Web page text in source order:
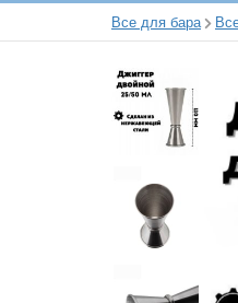
Все для бара